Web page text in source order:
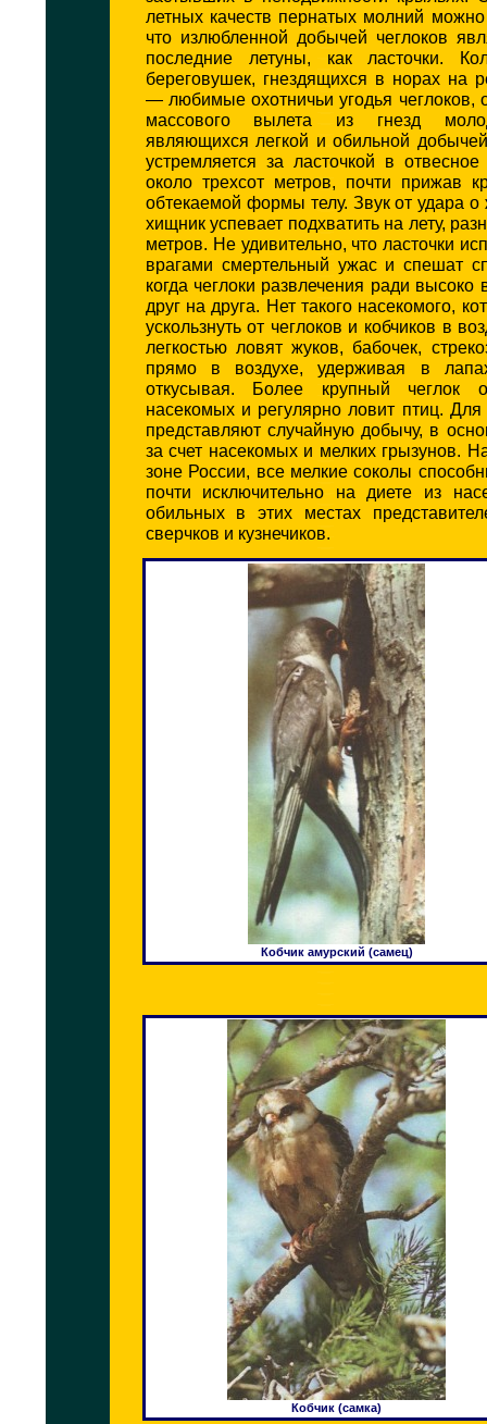
летных качеств пернатых молний можно
что излюбленной добычей чеглоков
последние летуны, как ласточки.
береговушек, гнездящихся в норах на
— любимые охотничьи угодья чеглоков,
массового вылета из гнезд
являющихся легкой и обильной
устремляется за ласточкой в
около трехсот метров, почти прижав
обтекаемой формы телу. Звук от удара о
хищник успевает подхватить на лету,
метров. Не удивительно, что ласточки
врагами смертельный ужас и спешат
когда чеглоки развлечения ради высоко
друг на друга. Нет такого насекомого,
ускользнуть от чеглоков и кобчиков в
легкостью ловят жуков, бабочек,
прямо в воздухе, удерживая в
откусывая. Более крупный чеглок
насекомых и регулярно ловит птиц. Для
представляют случайную добычу, в
за счет насекомых и мелких грызунов.
зоне России, все мелкие соколы
почти исключительно на диете из
обильных в этих местах
сверчков и кузнечиков.
Кобчик амурский (самец)
Кобчик (самка)